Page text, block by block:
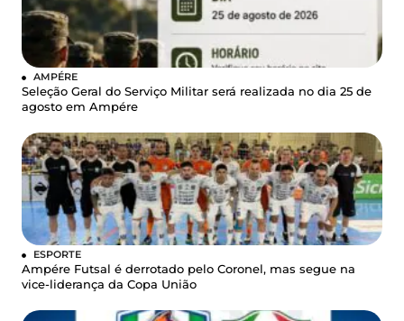
AMPÉRE
Seleção Geral do Serviço Militar será realizada no dia 25 de
agosto em Ampére
ESPORTE
Ampére Futsal é derrotado pelo Coronel, mas segue na
vice-liderança da Copa União